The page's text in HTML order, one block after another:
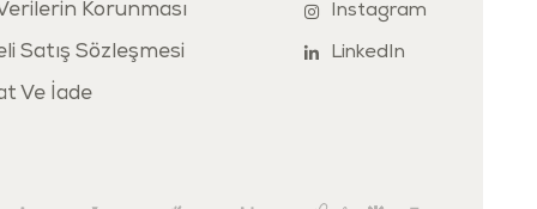
Korunması
Satış Sözleşmesi
Ve İade
Instagram
LinkedIn